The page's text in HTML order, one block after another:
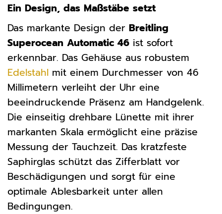
Ein Design, das Maßstäbe setzt
Das markante Design der Breitling
Superocean Automatic 46 ist sofort
erkennbar. Das Gehäuse aus robustem
Edelstahl mit einem Durchmesser von 46
Millimetern verleiht der Uhr eine
beeindruckende Präsenz am Handgelenk.
Die einseitig drehbare Lünette mit ihrer
markanten Skala ermöglicht eine präzise
Messung der Tauchzeit. Das kratzfeste
Saphirglas schützt das Zifferblatt vor
Beschädigungen und sorgt für eine
optimale Ablesbarkeit unter allen
Bedingungen.